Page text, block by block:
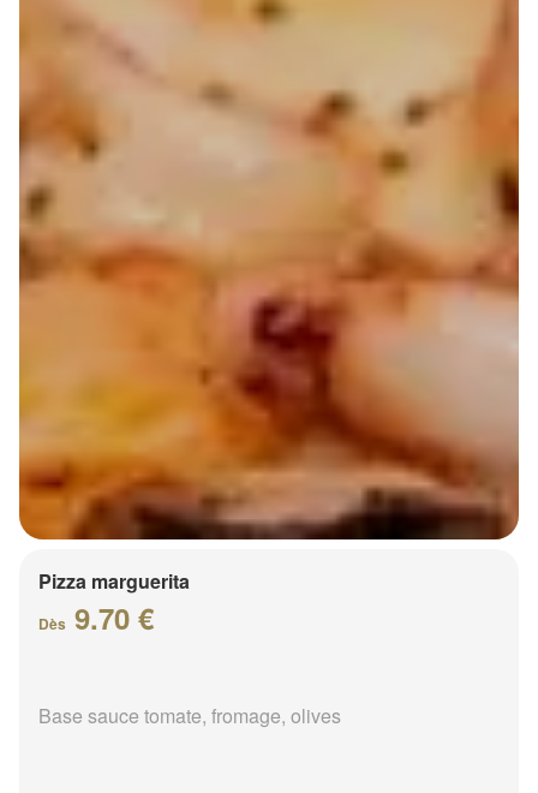
Pizza marguerita
Dès 9.70 €
Base sauce tomate, fromage, olives